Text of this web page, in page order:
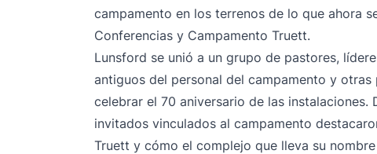
campamento en los terrenos de lo que ahora
Conferencias y Campamento Truett.
Lunsford se unió a un grupo de pastores,
antiguos del personal del campamento y
celebrar el 70 aniversario de las
invitados vinculados al campamento
Truett y cómo el complejo que lleva su